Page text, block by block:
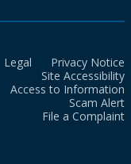
Legal
Privacy Notice
Site Accessibility
Access to Information
Scam Alert
File a Complaint